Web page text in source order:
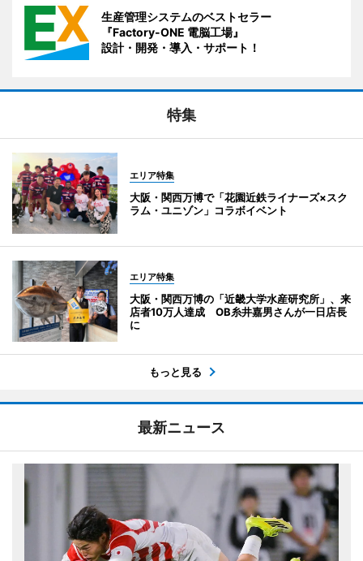
生産管理システムのベストセラー
『Factory-ONE 電脳工場』
設計・開発・導入・サポート！
特集
エリア特集
大阪・関西万博で「花園近鉄ライナーズ×スク
ラム・ユニゾン」コラボイベント
エリア特集
大阪・関西万博の「近畿大学水産研究所」、来
店者10万人達成 OB糸井嘉男さんが一日店長
に
もっと見る
最新ニュース